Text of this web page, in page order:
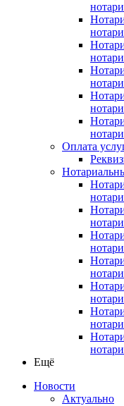
Оплата
Ещё
Новости
Актуально